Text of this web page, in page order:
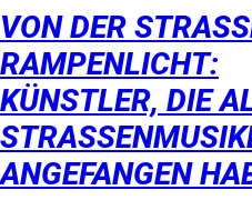
VON DER
AMPENLICHT: K
ÜNSTLER, DIE
TRASSENMUSIKER
GEFANGEN